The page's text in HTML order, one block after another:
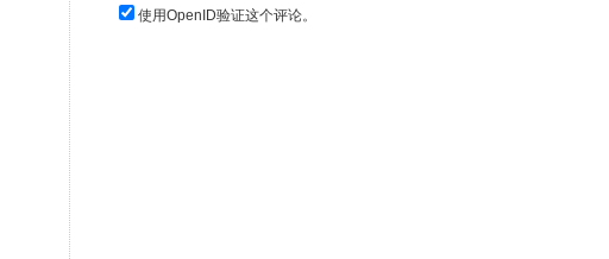
使用OpenID验证这个评论。